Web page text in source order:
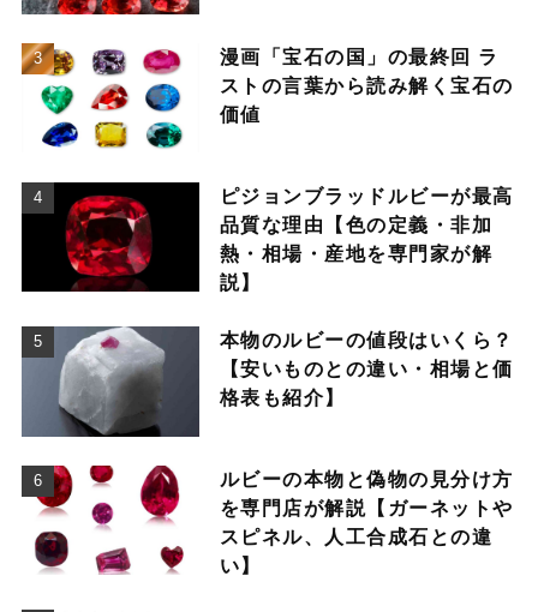
漫画「宝石の国」の最終回 ラ
ストの言葉から読み解く宝石の
価値
ピジョンブラッドルビーが最高
品質な理由【色の定義・非加
熱・相場・産地を専門家が解
説】
本物のルビーの値段はいくら？
【安いものとの違い・相場と価
格表も紹介】
ルビーの本物と偽物の見分け方
を専門店が解説【ガーネットや
スピネル、人工合成石との違
い】